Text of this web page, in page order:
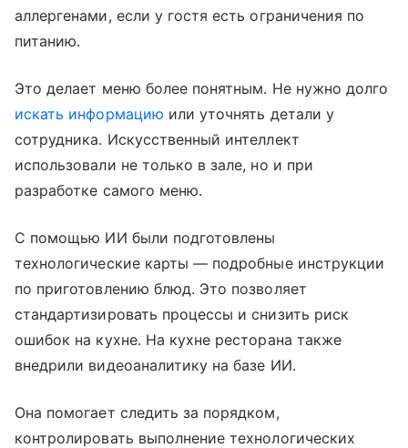
аллергенами, если у гостя есть ограничения по
питанию.
Это делает меню более понятным. Не нужно долго
искать информацию или уточнять детали у
сотрудника. Искусственный интеллект
использовали не только в зале, но и при
разработке самого меню.
С помощью ИИ были подготовлены
технологические карты — подробные инструкции
по приготовлению блюд. Это позволяет
стандартизировать процессы и снизить риск
ошибок на кухне. На кухне ресторана также
внедрили видеоаналитику на базе ИИ.
Она помогает следить за порядком,
контролировать выполнение технологических